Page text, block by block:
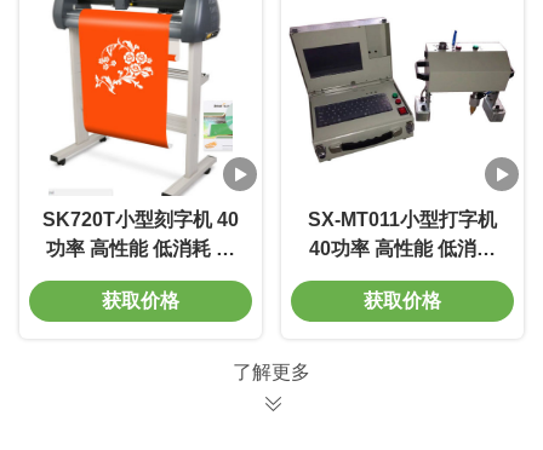
SK720T小型刻字机 40
功率 高性能 低消耗 环
保
获取价格
SX-MT011小型打字机
40功率 高性能 低消耗
环保
获取价格
了解更多